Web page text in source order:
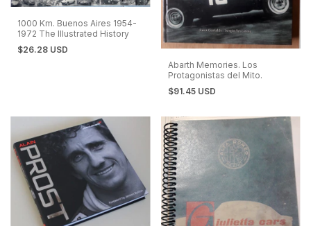
1000 Km. Buenos Aires 1954-
1972 The Illustrated History
$26.28 USD
Abarth Memories. Los
Protagonistas del Mito.
$91.45 USD